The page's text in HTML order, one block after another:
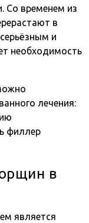
Со временем из
в
и
необходимость
лечения:
филлер
в
является